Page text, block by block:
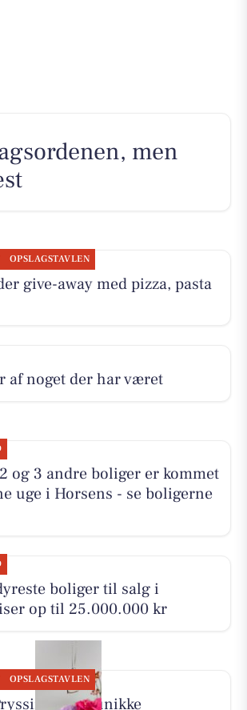
men
OPSLAGSTAVLEN
give-away med pizza, pasta
af noget der har været
og 3 andre boliger er kommet
uge i Horsens - se boligerne
boliger til salg i
op til 25.000.000 kr
OPSLAGSTAVLEN
laver unikke